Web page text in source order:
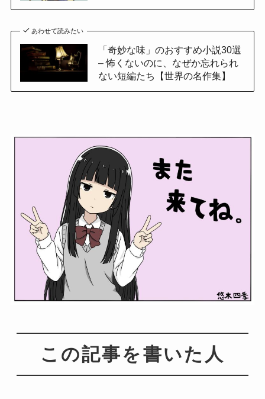
あわせて読みたい
「奇妙な味」のおすすめ小説30選
– 怖くないのに、なぜか忘れられ
ない短編たち【世界の名作集】
この記事を書いた人